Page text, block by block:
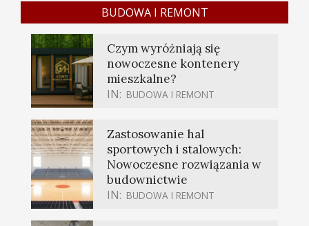
BUDOWA I REMONT
Czym wyróżniają się
nowoczesne kontenery
mieszkalne?
IN: BUDOWA I REMONT
Zastosowanie hal
sportowych i stalowych:
Nowoczesne rozwiązania w
budownictwie
IN: BUDOWA I REMONT